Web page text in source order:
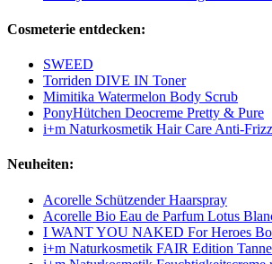
Cosmeterie entdecken:
SWEED
Torriden DIVE IN Toner
Mimitika Watermelon Body Scrub
PonyHütchen Deocreme Pretty & Pure
i+m Naturkosmetik Hair Care Anti-
Neuheiten:
Acorelle Schützender Haarspray
Acorelle Bio Eau de Parfum Lotus
I WANT YOU NAKED For Heroes
i+m Naturkosmetik FAIR Edition